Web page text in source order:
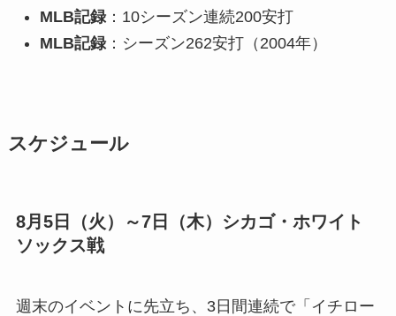
MLB記録：10シーズン連続200安打
MLB記録：シーズン262安打（2004年）
スケジュール
8月5日（火）～7日（木） シカゴ・ホワイト
ソックス戦
週末のイベントに先立ち、3日間連続で「イチロー